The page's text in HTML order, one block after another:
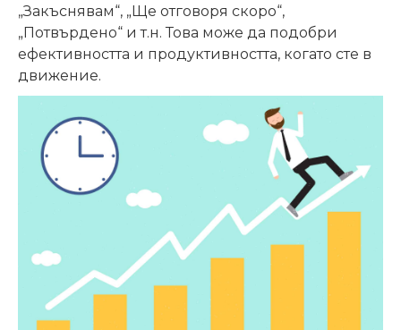
„Закъснявам“, „Ще отговоря скоро“,
„Потвърдено“ и т.н. Това може да подобри
ефективността и продуктивността, когато сте в
движение.